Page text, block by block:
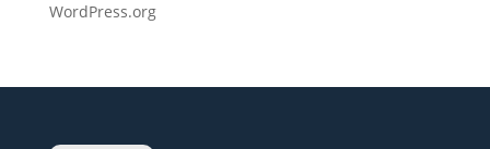
WordPress.org